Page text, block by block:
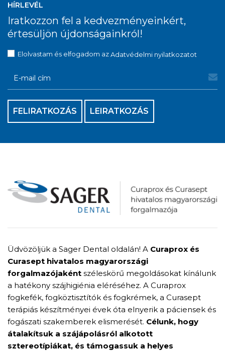
HÍRLEVÉL
Iratkozzon fel a kedvezményeinkért,
értesüljön újdonságainkról!
Elolvastam és elfogadom azAdatvédelmi nyilatkozatot
FELIRATKOZÁS LEIRATKOZÁS
Üdvözöljük a Sager Dental oldalán! A Curaprox és
Curasept hivatalos magyarországi
forgalmazójaként széleskörű megoldásokat kínálunk
a hatékony szájhigiénia eléréséhez. A Curaprox
fogkefék, fogköztisztítók és fogkrémek, a Curasept
terápiás készítményei évek óta elnyerik a páciensek és
fogászati szakemberek elismerését. Célunk, hogy
átalakítsuk a szájápolásról alkotott
sztereotípiákat, és támogassuk a helyes